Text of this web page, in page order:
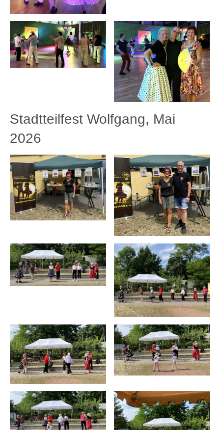
Stadtteilfest Wolfgang, Mai
2026